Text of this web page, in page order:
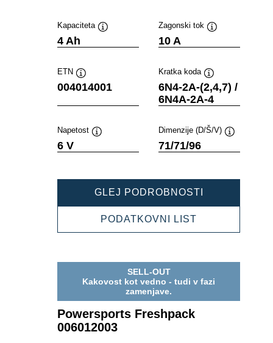
Kapaciteta
4 Ah
Zagonski tok
10 A
ETN
Namig
004014001
Kratka koda
Namig
6N4-2A-(2,4,7) /
6N4A-2A-4
Napetost
6 V
Dimenzije (D/Š/V)
71/71/96
GLEJ PODROBNOSTI
PODATKOVNI LIST
SELL-OUT
Kakovost kot vedno - tudi v fazi
zamenjave.
Powersports Freshpack
006012003